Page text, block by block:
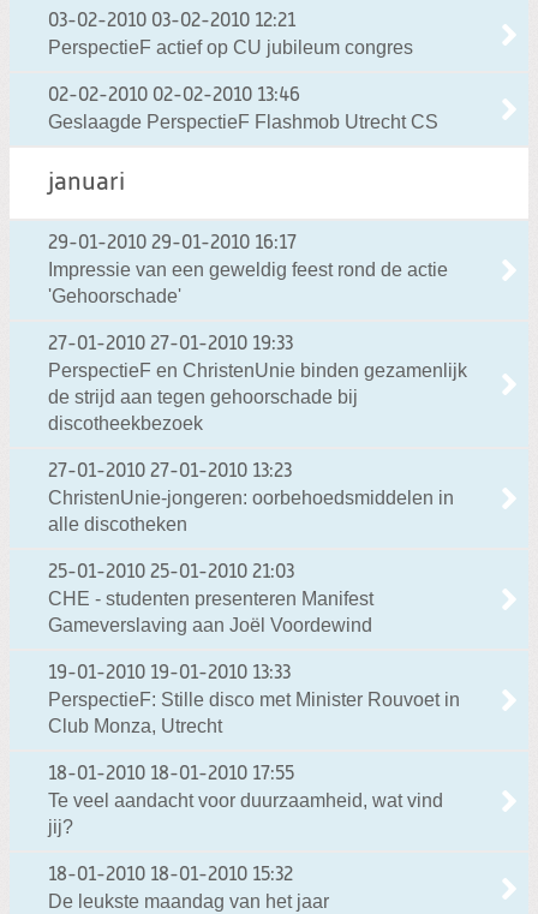
03-02-2010 03-02-2010 12:21
PerspectieF actief op CU jubileum congres
02-02-2010 02-02-2010 13:46
Geslaagde PerspectieF Flashmob Utrecht CS
januari
29-01-2010 29-01-2010 16:17
Impressie van een geweldig feest rond de actie
'Gehoorschade'
27-01-2010 27-01-2010 19:33
PerspectieF en ChristenUnie binden gezamenlijk
de strijd aan tegen gehoorschade bij
discotheekbezoek
27-01-2010 27-01-2010 13:23
ChristenUnie-jongeren: oorbehoedsmiddelen in
alle discotheken
25-01-2010 25-01-2010 21:03
CHE - studenten presenteren Manifest
Gameverslaving aan Joël Voordewind
19-01-2010 19-01-2010 13:33
PerspectieF: Stille disco met Minister Rouvoet in
Club Monza, Utrecht
18-01-2010 18-01-2010 17:55
Te veel aandacht voor duurzaamheid, wat vind
jij?
18-01-2010 18-01-2010 15:32
De leukste maandag van het jaar